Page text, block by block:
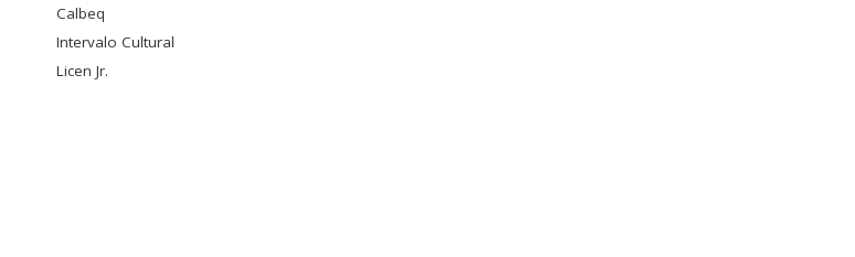
Calbeq
Intervalo Cultural
Licen Jr.